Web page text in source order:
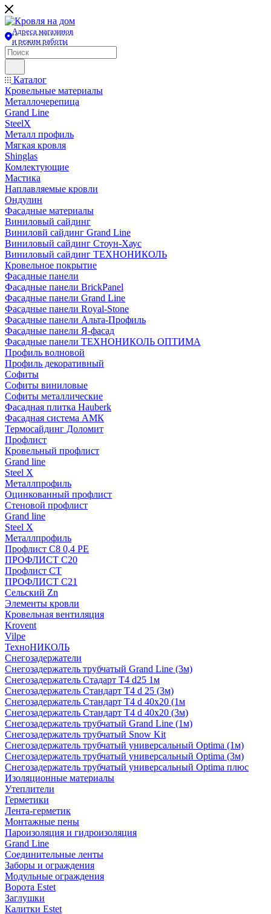
Адреса магазинов
и режим работы
Каталог
Кровельные материалы
Металлочерепица
Grand Line
SteelX
Металл профиль
Мягкая кровля
Shinglas
Комлектующие
Мастика
Наплавляемые кровли
Ондулин
Фасадные материалы
Виниловый сайдинг
Виниловй сайдинг Grand Line
Виниловый сайдинг Стоун-Хаус
Виниловый сайдинг ТЕХНОНИКОЛЬ
Кровельное покрытие
Фасадные панели
Фасадные панели BrickPanel
Фасадные панели Grand Line
Фасадные панели Royal-Stone
Фасадные панели Альта-Профиль
Фасадные панели Я-фасад
Фасадные панели ТЕХНОНИКОЛЬ ОПТИМА
Профиль волновой
Профиль декоративный
Софиты
Софиты виниловые
Софиты металлические
Фасадная плитка Hauberk
Фасадная система АМК
Термосайдинг Доломит
Профлист
Кровельный профлист
Grand line
Steel X
Металлпрофиль
Оцинкованный профлист
Стеновой профлист
Grand line
Steel X
Металлпрофиль
Профлист С8 0,4 РЕ
ПРОФЛИСТ С20
Профлист СТ
ПРОФЛИСТ С21
Сельский Zn
Элементы кровли
Кровельная вентиляция
Krovent
Vilpe
ТехноНИКОЛЬ
Снегозадержатели
Снегозадержатель трубчатый Grand Line (3м)
Снегозадержатель Стадарт Т4 d25 1м
Снегозадержатель Стандарт Т4 d 25 (3м)
Снегозадержатель Стандарт Т4 d 40х20 (1м
Снегозадержатель Стандарт Т4 d 40х20 (3м)
Снегозадержатель трубчатый Grand Line (1м)
Снегозадержатель трубчатый Snow Kit
Снегозадержатель трубчатый универсальный Optima (1м)
Снегозадержатель трубчатый универсальный Optima (3м)
Снегозадержатель трубчатый универсальный Optima плюс
Изоляционные материалы
Утеплители
Герметики
Лента-герметик
Монтажные пены
Пароизоляция и гидроизоляция
Grand Line
Соединительные ленты
Заборы и ограждения
Модульные ограждения
Ворота Estet
Заглушки
Калитки Estet